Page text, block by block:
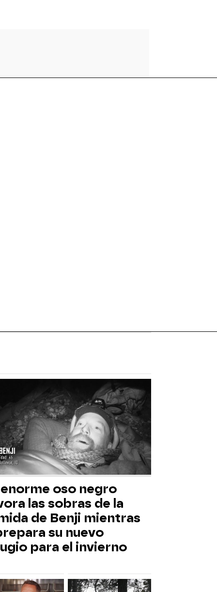
oso negro
las sobras de la
de Benji mientras
su nuevo
para el invierno